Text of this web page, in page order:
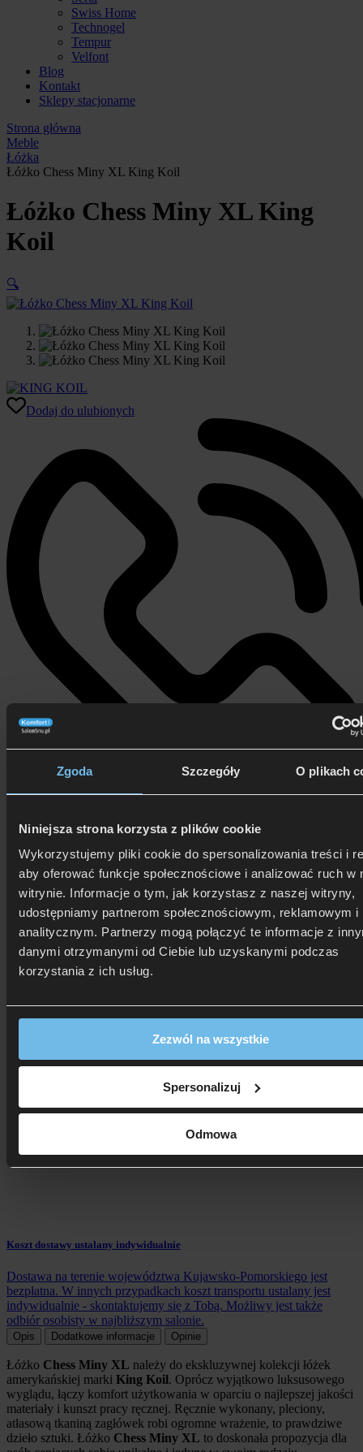
Zgoda Szczegóły O plikach
Niniejsza strona korzysta z plików cookie
Wykorzystujemy pliki cookie do spersonalizowania treści i
aby oferować funkcje społecznościowe i analizować ruch w
witrynie. Informacje o tym, jak korzystasz z naszej witryny,
udostępniamy partnerom społecznościowym, reklamowym i
analitycznym. Partnerzy mogą połączyć te informacje z
danymi otrzymanymi od Ciebie lub uzyskanymi podczas
korzystania z ich usług.
Zezwól na wszystkie
Spersonalizuj
Odmowa
Swiss Home
Technogel
Tempur
Velfont
Blog
Kontakt
Sklepy stacjonarne
Strona główna
Meble
Łóżka
Łóżko Chess Miny XL King Koil
Łóżko Chess Miny XL King
Koil
🔍
Dodaj do ulubionych
Zadzwoń i dowiedz się, jak dostać rabat!
Koszt dostawy ustalany indywidualnie
Dostawa na terenie województwa Kujawsko-Pomorskiego jest
bezpłatna. W innych przypadkach koszt transportu ustalany jest
indywidualnie - skontaktujemy się z Tobą. Możliwy jest także
odbiór osobisty w najbliższym salonie.
Opis Dodatkowe informacje Opinie
Łóżko Chess Miny XL należy do ekskluzywnej kolekcji łóżek
amerykańskiej marki King Koil. Oprócz wyjątkowo luksusowego
wyglądu, łączy komfort użytkowania w oparciu o najlepszej jakości
materiały i kunszt pracy ręcznej. Ręcznie wykonany, pleciony,
atłasową tkaniną zagłówek robi ogromne wrażenie, to prawdziwe
dzieło sztuki. Łóżko Chess Miny XL to doskonała propozycja dla